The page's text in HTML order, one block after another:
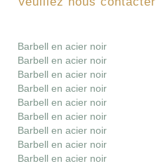
Barbell en acier noir
Barbell en acier noir
Barbell en acier noir
Barbell en acier noir
Barbell en acier noir
Barbell en acier noir
Barbell en acier noir
Barbell en acier noir
Barbell en acier noir